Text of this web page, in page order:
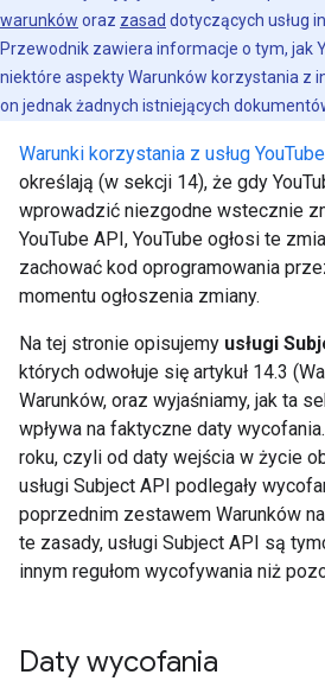
warunków oraz zasad dotyczących usług
Przewodnik zawiera informacje o tym, jak
niektóre aspekty Warunków korzystania z
on jednak żadnych istniejących
Warunki korzystania z usług
określają (w sekcji 14), że gdy
wprowadzić niezgodne wstecznie
YouTube API, YouTube ogłosi te
zachować kod oprogramowania
momentu ogłoszenia zmiany.
Na tej stronie opisujemy usługi
których odwołuje się artykuł 14.3
Warunków, oraz wyjaśniamy, jak ta
wpływa na faktyczne daty
roku, czyli od daty wejścia w życie
usługi Subject API podlegały
poprzednim zestawem Warunków
te zasady, usługi Subject API są
innym regułom wycofywania niż
Daty wycofania